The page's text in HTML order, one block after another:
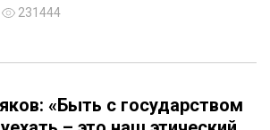
231444
«Быть с государством